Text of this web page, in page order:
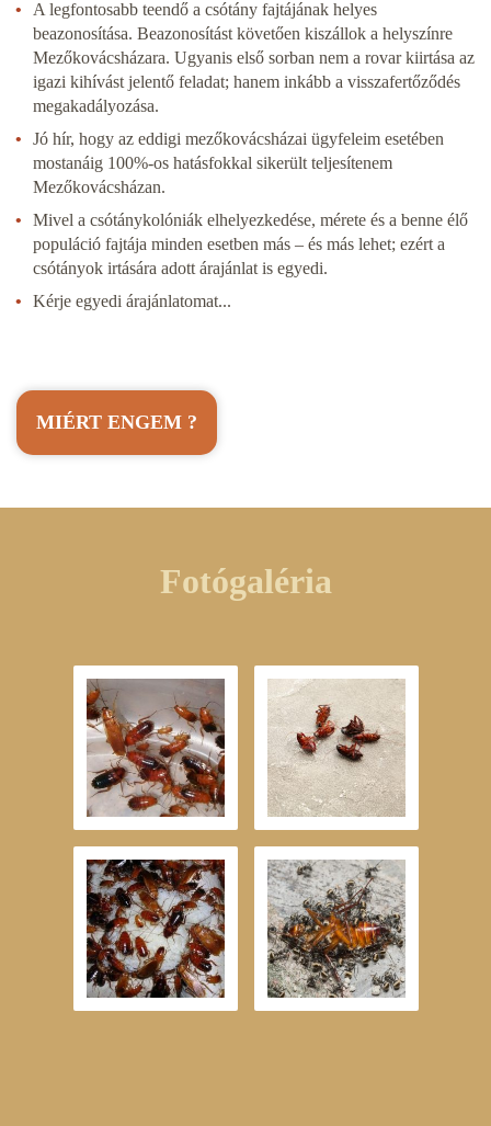
A legfontosabb teendő a csótány fajtájának helyes
beazonosítása. Beazonosítást követően kiszállok a helyszínre
Mezőkovácsházara. Ugyanis első sorban nem a rovar kiirtása az
igazi kihívást jelentő feladat; hanem inkább a visszafertőződés
megakadályozása.
Jó hír, hogy az eddigi mezőkovácsházai ügyfeleim esetében
mostanáig 100%-os hatásfokkal sikerült teljesítenem
Mezőkovácsházan.
Mivel a csótánykolóniák elhelyezkedése, mérete és a benne élő
populáció fajtája minden esetben más – és más lehet; ezért a
csótányok irtására adott árajánlat is egyedi.
Kérje egyedi árajánlatomat...
MIÉRT ENGEM ?
Fotógaléria